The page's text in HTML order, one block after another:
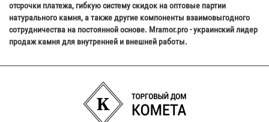
отсрочки платежа, гибкую систему скидок на оптовые партии
натурального камня, а также другие компоненты взаимовыгодного
сотрудничества на постоянной основе. Mramor.pro - украинский лидер
продаж камня для внутренней и внешней работы.